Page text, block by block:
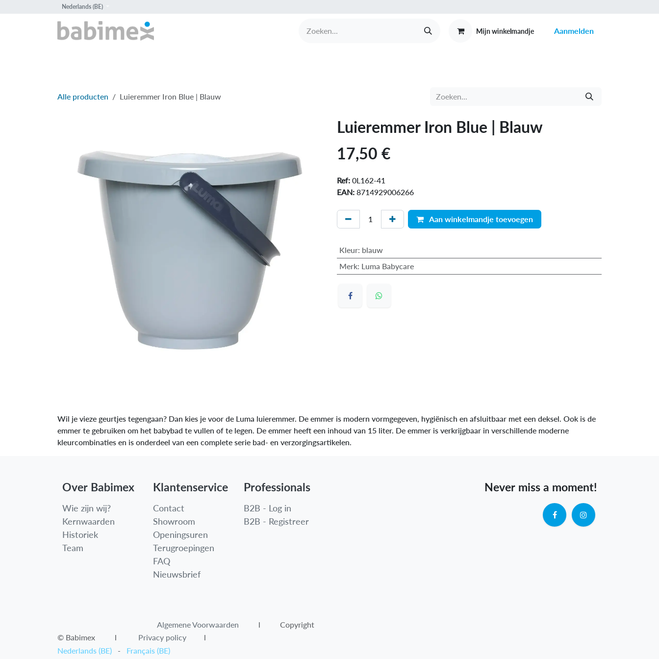
Overslaan naar inhoudNederlands (BE)
Mijn winkelmandje Aanmelden
Alle producten Luieremmer Iron Blue | Blauw
Luieremmer Iron Blue | Blauw
17,50 €
Ref: 0L162-41
EAN: 8714929006266
Aan winkelmandje toevoegen
Kleur: blauw
Merk: Luma Babycare
Wil je vieze geurtjes tegengaan? Dan kies je voor de Luma luieremmer. De emmer is modern vormgegeven, hygiënisch en afsluitbaar met een deksel. Ook is de
emmer te gebruiken om het babybad te vullen of te legen. De emmer heeft een inhoud van 15 liter. De emmer is verkrijgbaar in verschillende moderne
kleurcombinaties en is onderdeel van een complete serie bad- en verzorgingsartikelen.
Over Babimex
Wie zijn wij?
Kernwaarden
Historiek
Team
Never miss a moment!
Klantenservice
Contact
Showroom
Openingsuren
Terugroepingen
FAQ
Nieuwsbrief
Professionals
B2B - Log in
B2B - Registreer
Algemene Voorwaarden​
l Copyright
© Babimex l Privacy policy
l
Nederlands (BE)
- Français (BE)